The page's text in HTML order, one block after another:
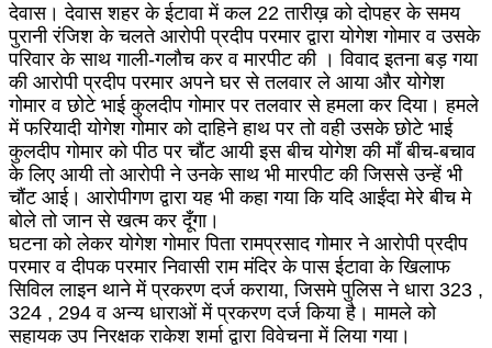
देवास। देवास शहर के ईटावा में कल 22 तारीख़ को दोपहर के समय
पुरानी रंजिश के चलते आरोपी प्रदीप परमार द्वारा योगेश गोमार व उसके
परिवार के साथ गाली-गलौच कर व मारपीट की । विवाद इतना बड़ गया
की आरोपी प्रदीप परमार अपने घर से तलवार ले आया और योगेश
गोमार व छोटे भाई कुलदीप गोमार पर तलवार से हमला कर दिया। हमले
में फरियादी योगेश गोमार को दाहिने हाथ पर तो वही उसके छोटे भाई
कुलदीप गोमार को पीठ पर चौंट आयी इस बीच योगेश की माँ बीच-बचाव
के लिए आयी तो आरोपी ने उनके साथ भी मारपीट की जिससे उन्हें भी
चौंट आई। आरोपीगण द्वारा यह भी कहा गया कि यदि आईंदा मेरे बीच मे
बोले तो जान से खत्म कर दूँगा।
घटना को लेकर योगेश गोमार पिता रामप्रसाद गोमार ने आरोपी प्रदीप
परमार व दीपक परमार निवासी राम मंदिर के पास ईटावा के खिलाफ
सिविल लाइन थाने में प्रकरण दर्ज कराया, जिसमे पुलिस ने धारा 323 ,
324 , 294 व अन्य धाराओं में प्रकरण दर्ज किया है। मामले को
सहायक उप निरक्षक राकेश शर्मा द्वारा विवेचना में लिया गया।